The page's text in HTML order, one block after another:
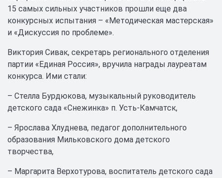
15 самых сильных участников прошли еще два
конкурсных испытания – «Методическая мастерская»
и «Дискуссия по проблеме».
Виктория Сивак, секретарь регионального отделения
партии «Единая Россия», вручила награды лауреатам
конкурса. Ими стали:
– Стелла Бурдюкова, музыкальный руководитель
детского сада «Снежинка» п. Усть-Камчатск,
– Ярослава Хлуднева, педагог дополнительного
образования Мильковского дома детского
творчества,
– Маргарита Верхотурова, воспитатель детского сада